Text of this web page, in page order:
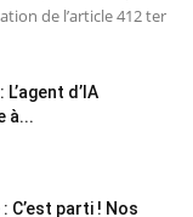
de l’article 412 ter
d’IA
à...
C’est parti ! Nos